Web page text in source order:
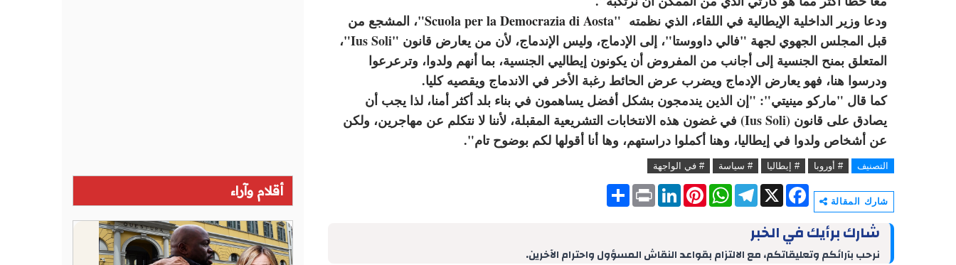
ودعا وزير الداخلية الإيطالية في اللقاء، الذي نظمته "Scuola per la Democrazia di Aosta"، المشجع من
قبل المجلس الجهوي لجهة "فالي داووستا"، إلى الإدماج، وليس الإندماج، لأن من يعارض قانون "Ius Soli"،
المتعلق بمنح الجنسية إلى أجانب من المفروض أن يكونون إيطاليي الجنسية، بما أنهم ولدوا، وترعرعوا
ودرسوا هنا، فهو يعارض الإدماج ويضرب عرض الحائط رغبة الأخر في الاندماج ويقصيه كليا.
كما قال "ماركو مينيتي": "إن الذين يندمجون بشكل أفضل يساهمون في بناء بلد أكثر أمنا، لذا يجب أن
يصادق على قانون (Ius Soli) في غضون هذه الانتخابات التشريعية المقبلة، لأننا لا نتكلم عن مهاجرين، ولكن
عن أشخاص ولدوا في إيطاليا، وهنا أكملوا دراستهم، وها أنا أقولها لكم بوضوح تام".
التصنيف # أوروبا # إيطاليا # سياسة # في الواجهة
شارك المقالة
S
P
r
L
I
P
e
W
h
p
T
e
g
a
X
F
a
b
o
شارك برأيك في الخبر
نرحب بآرائكم وتعليقاتكم، مع الالتزام بقواعد النقاش المسؤول واحترام الآخرين.
أقلام وآراء